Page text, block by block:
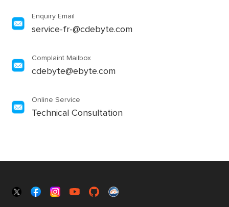
Enquiry Email
service-fr-@cdebyte.com
Complaint Mailbox
cdebyte@ebyte.com
Online Service
Technical Consultation